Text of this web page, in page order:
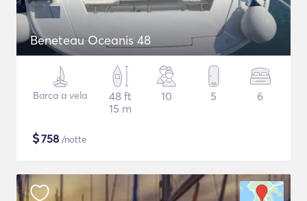
Beneteau Oceanis 48
Barca a vela
48 ft
15 m
10 5 6
$758 /notte